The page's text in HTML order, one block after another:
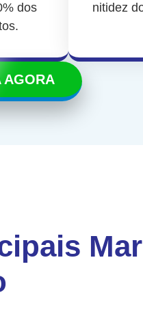
dos
nitidez
AGORA